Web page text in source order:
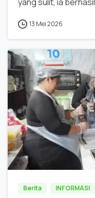
13 Mei 2026
Berita INFORMASI